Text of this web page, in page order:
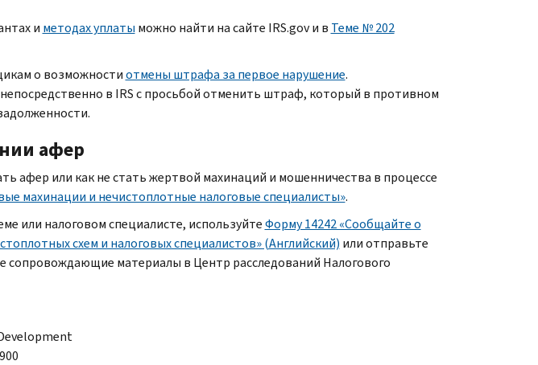
и методах уплаты можно найти на сайте IRS.govи в Теме № 202
о возможностиотмены штрафа за первое нарушение.
в IRSс просьбой отменить штраф, который в противном
афер
афер или как не стать жертвой махинаций и мошенничества в процессе
махинации и нечистоплотные налоговые специалисты».
или налоговом специалисте, используйтеФорму 14242 «Сообщайте о
схем и налоговых специалистов» (Английский) или отправьте
сопровождающие материалы в Центр расследований Налогового